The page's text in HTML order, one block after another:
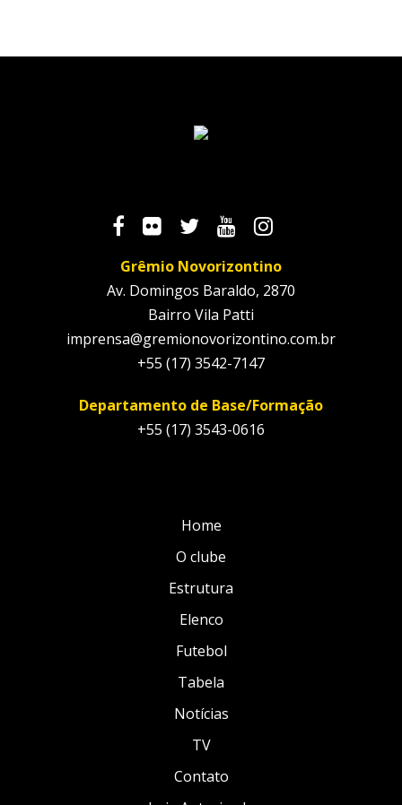
Grêmio Novorizontino
Av. Domingos Baraldo, 2870
Bairro Vila Patti
imprensa@gremionovorizontino.com.br
+55 (17) 3542-7147
Departamento de Base/Formação
+55 (17) 3543-0616
Home
O clube
Estrutura
Elenco
Futebol
Tabela
Notícias
TV
Contato